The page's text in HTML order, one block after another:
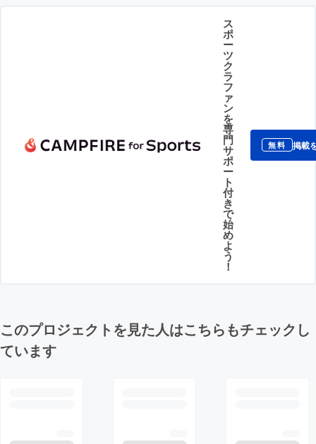
ス
ポ
ー
ツ
ク
ラ
フ
ァ
ン
を
専
門
サ
ポ
ー
ト
付
き
で
始
め
よ
う
！
無料 掲載
このプロジェクトを見た人はこちらもチェックし
ています